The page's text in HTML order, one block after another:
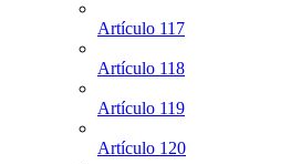
Artículo 117
Artículo 118
Artículo 119
Artículo 120